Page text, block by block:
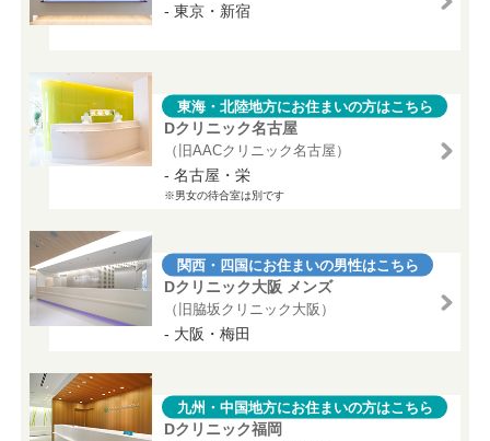
- 東京・新宿
東海・北陸地方にお住まいの方はこちら
Dクリニック名古屋
（旧AACクリニック名古屋）
- 名古屋・栄
※男女の待合室は別です
関西・四国にお住まいの男性はこちら
Dクリニック大阪 メンズ
（旧脇坂クリニック大阪）
- 大阪・梅田
九州・中国地方にお住まいの方はこちら
Dクリニック福岡